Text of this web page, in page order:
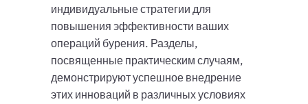
индивидуальные стратегии для
повышения эффективности ваших
операций бурения. Разделы,
посвященные практическим случаям,
демонстрируют успешное внедрение
этих инноваций в различных условиях